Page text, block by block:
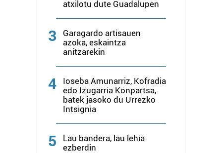
atxilotu dute Guadalupen
3
Garagardo artisauen
azoka, eskaintza
anitzarekin
4
Ioseba Amunarriz, Kofradia
edo Izugarria Konpartsa,
batek jasoko du Urrezko
Intsignia
5
Lau bandera, lau lehia
ezberdin